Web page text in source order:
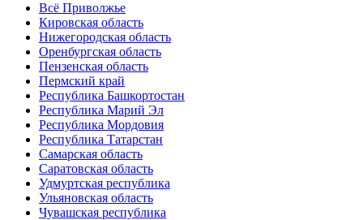
Всё Приволжье
Кировская область
Нижегородская область
Оренбургская область
Пензенская область
Пермский край
Республика Башкортостан
Республика Марий Эл
Республика Мордовия
Республика Татарстан
Самарская область
Саратовская область
Удмуртская республика
Ульяновская область
Чувашская республика